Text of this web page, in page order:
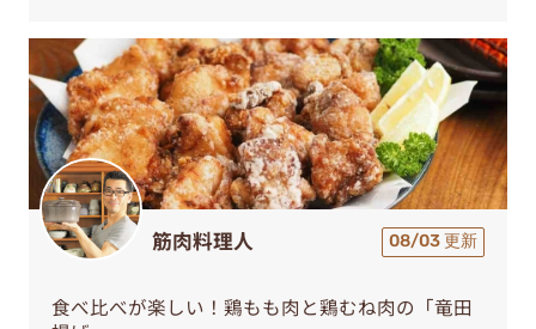
筋肉料理人 08/03 更新
食べ比べが楽しい！鶏もも肉と鶏むね肉の「竜田